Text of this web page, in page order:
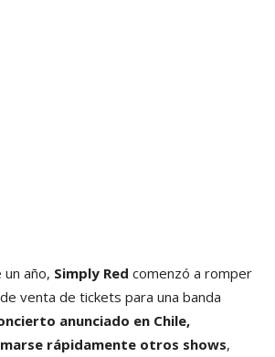
año, Simply Red comenzó a romper
venta de tickets para una banda
anunciado en Chile,
rápidamente otros shows,